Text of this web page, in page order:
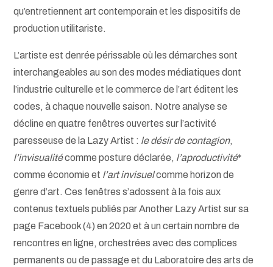
qu’entretiennent art contemporain et les dispositifs de
production utilitariste.
L’artiste est denrée périssable où les démarches sont
interchangeables au son des modes médiatiques dont
l’industrie culturelle et le commerce de l’art éditent les
codes, à chaque nouvelle saison. Notre analyse se
décline en quatre fenêtres ouvertes sur l’activité
paresseuse de la Lazy Artist : le désir de contagion,
l’invisualitécomme posture déclarée, l’aproductivité*
comme économie et l’art invisuelcomme horizon de
genre d’art. Ces fenêtres s’adossent à la fois aux
contenus textuels publiés par Another Lazy Artist sur sa
page Facebook (4) en 2020 et à un certain nombre de
rencontres en ligne, orchestrées avec des complices
permanents ou de passage et du Laboratoire des arts de